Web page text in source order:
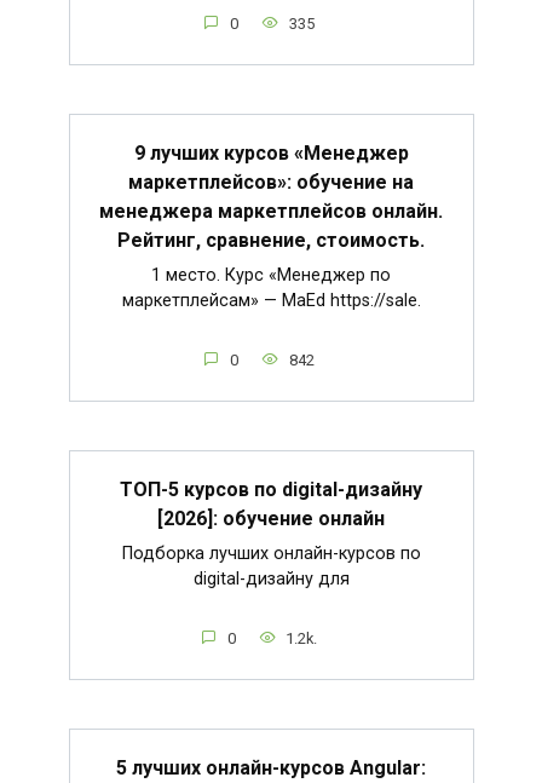
0 335
9 лучших курсов «Менеджер
маркетплейсов»: обучение на
менеджера маркетплейсов онлайн.
Рейтинг, сравнение, стоимость.
1 место. Курс «Менеджер по
маркетплейсам» — MaEd https://sale.
0 842
ТОП-5 курсов по digital-дизайну
[2026]: обучение онлайн
Подборка лучших онлайн-курсов по
digital-дизайну для
0 1.2k.
5 лучших онлайн-курсов Angular: